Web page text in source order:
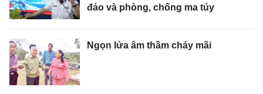
đảo và phòng, chống ma túy
Ngọn lửa âm thầm cháy mãi